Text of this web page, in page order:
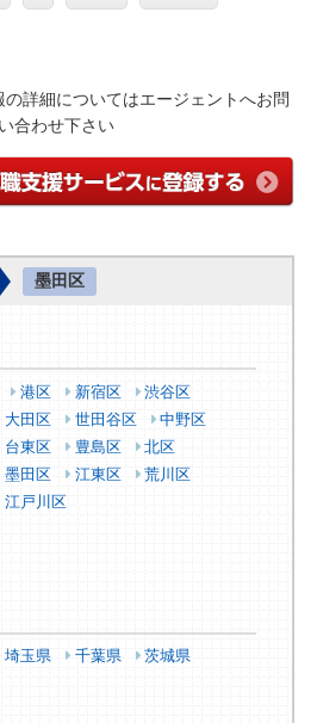
詳細についてはエージェントへお問
い合わせ下さい
墨田区
港区 新宿区
渋谷区
大田区 世田谷区
中野区
台東区 豊島区
北区
墨田区 江東区
荒川区
江戸川区
埼玉県 千葉県
茨城県